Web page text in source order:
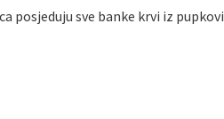
posjeduju sve banke krvi iz